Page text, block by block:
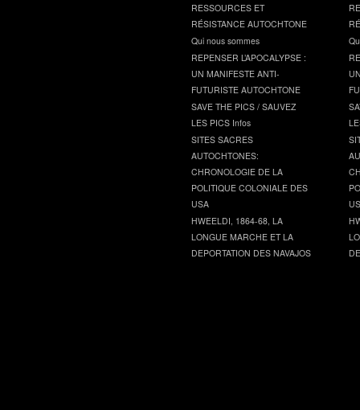
RESSOURCES ET
RÉSISTANCE AUTOCHTONE
Qui nous sommes
REPENSER L’APOCALYPSE :
UN MANIFESTE ANTI-
FUTURISTE AUTOCHTONE
SAVE THE PICS / SAUVEZ
LES PICS Infos
SITES SACRES
AUTOCHTONES:
CHRONOLOGIE DE LA
POLITIQUE COLONIALE DES
USA
HWEELDI, 1864-68, LA
LONGUE MARCHE ET LA
DEPORTATION DES NAVAJOS